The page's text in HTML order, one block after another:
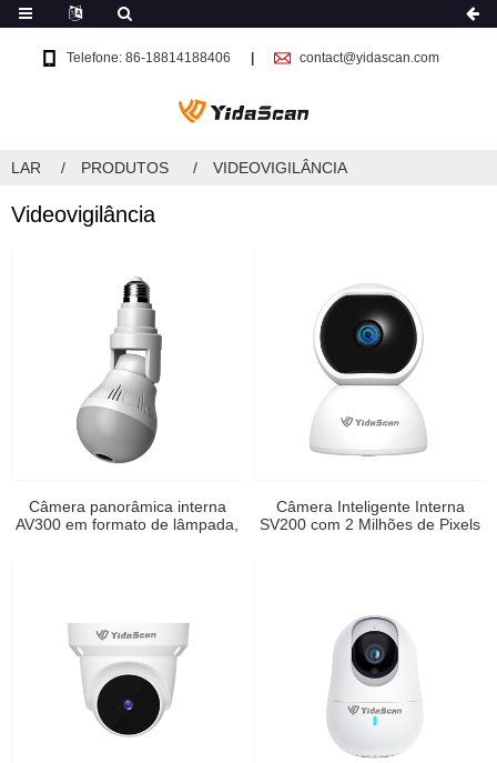
Telefone: 86-18814188406 contact@yidascan.com
LAR PRODUTOS VIDEOVIGILÂNCIA
Videovigilância
Câmera panorâmica interna
AV300 em formato de lâmpada,
Câmera Inteligente Interna
SV200 com 2 Milhões de Pixels